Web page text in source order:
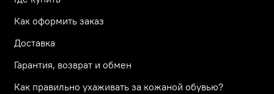
Как оформить заказ
Доставка
Гарантия, возврат и обмен
Как правильно ухаживать за кожаной обувью?